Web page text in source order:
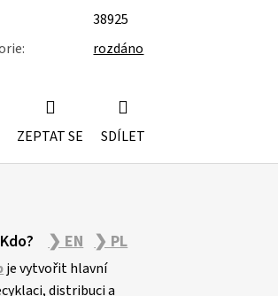
38925
: rozdáno
ZEPTAT SE SDÍLET
❯ EN ❯ PL
je vytvořit hlavní
distribuci a